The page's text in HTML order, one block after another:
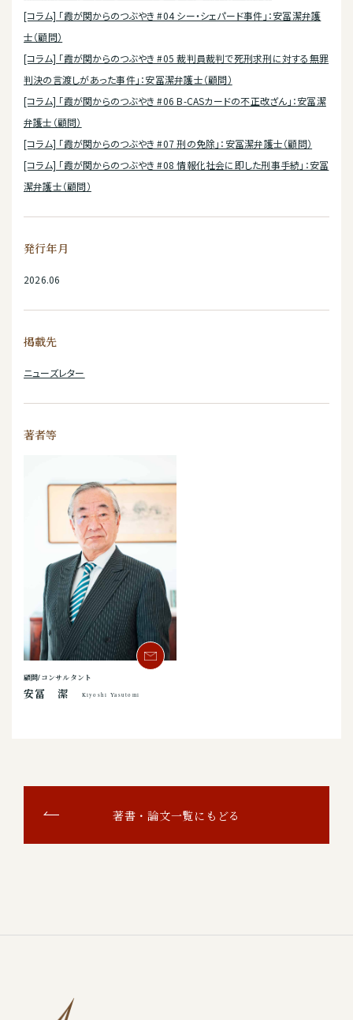
[コラム] 「霞が関からのつぶやき #04 シー・シェパード事件」：安冨潔弁護
士（顧問）
[コラム] 「霞が関からのつぶやき #05 裁判員裁判で死刑求刑に対する無罪
判決の言渡しがあった事件」：安冨潔弁護士（顧問）
[コラム] 「霞が関からのつぶやき #06 B-CASカードの不正改ざん」：安冨潔
弁護士（顧問）
[コラム] 「霞が関からのつぶやき #07 刑の免除」：安冨潔弁護士（顧問）
[コラム] 「霞が関からのつぶやき #08 情報化社会に即した刑事手続」：安冨
潔弁護士（顧問）
発行年月
2026.06
掲載先
ニューズレター
著者等
顧問/コンサルタント
安冨 潔 Kiyoshi Yasutomi
著書・論文一覧にもどる